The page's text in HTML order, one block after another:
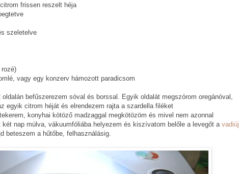
frissen reszelt héja
szeletelve
vagy egy konzerv hámozott paradicsom
befűszerezem sóval és borssal. Egyik oldalát megszórom oregánóval,
egyik citrom héját és elrendezem rajta a szardella filéket
konyhai kötöző madzaggal megkötözöm és mivel nem azonnal
nap múlva, vákuumfóliába helyezem és kiszívatom belőle a levegőt a vadiúj
beteszem a hűtőbe, felhasználásig.